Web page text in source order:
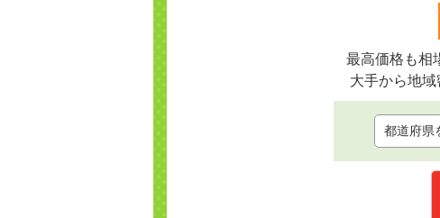
最高価格も相
大手から地域